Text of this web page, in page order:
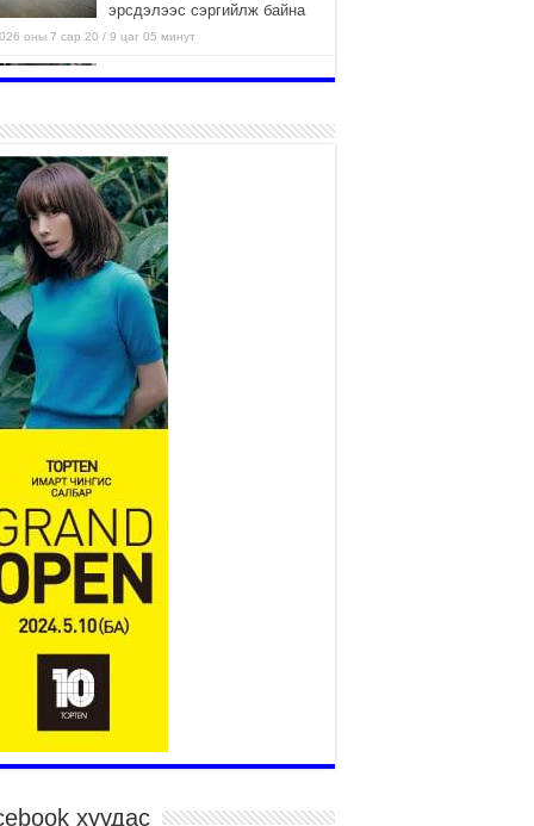
эрсдэлээс сэргийлж байна
оны 7 сар 20 / 9 цаг 05 минут
Аяллаа зөв төлөвлөхийг
2026 оны 7 сар 16 / 11 цаг 50 минут
Үер усны болзошгүй аюулаас
сэргийлж, холбогдох
байгууллагууд өндөржүүлсэн
бэлэн байдалд ажиллаж байна
оны 7 сар 15 / 13 цаг 06 минут
Монгол адууны үнэ цэнийг
дэлхийд сурталчлах “Дэлхийн
адууны өдөр”-т 15000 морьтон
оролцож байна
оны 7 сар 15 / 11 цаг 51 минут
харвааны насанд хүрэгчдийн багийн
шалгарав
оны 7 сар 15 / 11 цаг 45 минут
их баяр наадмын сур харвааны
нийслэлийн Засаг дарга бөгөөд
хотын Захирагч Б.Пүрэвдагва
оны 7 сар 15 / 11 цаг 41 минут
Эрүүл мэндийн газраас 45 баг
тусламж, үйлчилгээ үзүүлж байна
оны 7 сар 15 / 11 цаг 30 минут
бөхийн барилдааны тавын даваа
байна
хуудас